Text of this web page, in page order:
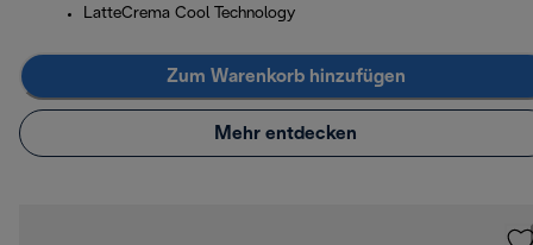
LatteCrema Cool Technology
Zum Warenkorb hinzufügen
Mehr entdecken